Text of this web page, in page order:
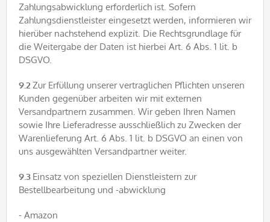
Zahlungsabwicklung erforderlich ist. Sofern
Zahlungsdienstleister eingesetzt werden, informieren wir
hierüber nachstehend explizit. Die Rechtsgrundlage für
die Weitergabe der Daten ist hierbei Art. 6 Abs. 1 lit. b
DSGVO.
9.2 Zur Erfüllung unserer vertraglichen Pflichten unseren
Kunden gegenüber arbeiten wir mit externen
Versandpartnern zusammen. Wir geben Ihren Namen
sowie Ihre Lieferadresse ausschließlich zu Zwecken der
Warenlieferung Art. 6 Abs. 1 lit. b DSGVO an einen von
uns ausgewählten Versandpartner weiter.
9.3 Einsatz von speziellen Dienstleistern zur
Bestellbearbeitung und -abwicklung
- Amazon